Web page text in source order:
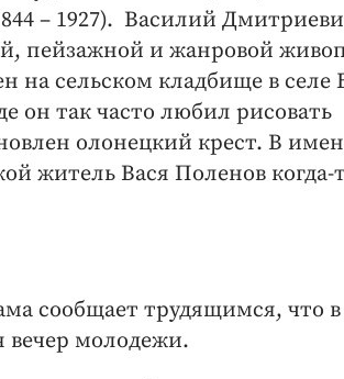
– 1927). Василий
пейзажной и жанровой
на сельском кладбище в селе
он так часто любил рисовать
олонецкий крест. В
житель Вася Поленов когда-
сообщает трудящимся, что в
вечер молодежи.